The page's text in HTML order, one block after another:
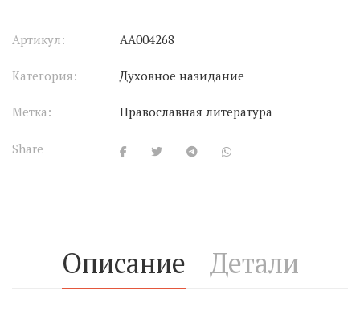
Артикул: АА004268
Категория: Духовное назидание
Метка: Православная литература
Share
Описание Детали